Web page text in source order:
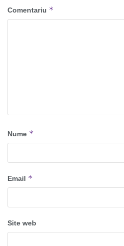
Comentariu *
Nume *
Email *
Site web